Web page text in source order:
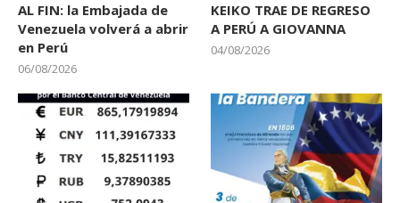
AL FIN: la Embajada de
Venezuela volverá a abrir
en Perú
06/08/2026
KEIKO TRAE DE REGRESO
A PERÚ A GIOVANNA
04/08/2026